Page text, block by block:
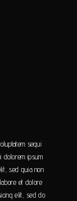
sequi
dolorem ipsum
sed quia non
et dolore
elit, sed do